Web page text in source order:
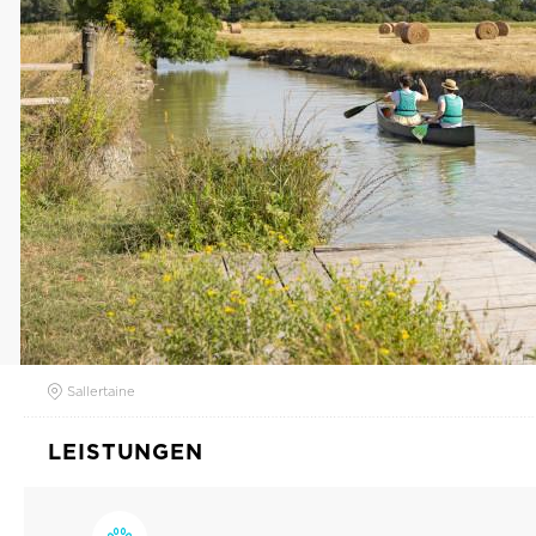
Sallertaine
LEISTUNGEN